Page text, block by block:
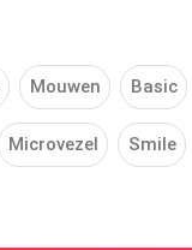
Mouwen Basic
Microvezel Smile